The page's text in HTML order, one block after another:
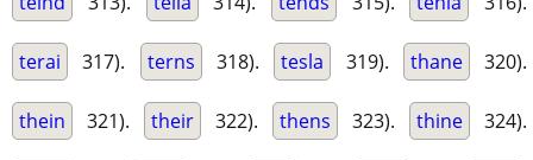
terai 317). terns 318). tesla 319). thane 320).
thein 321). their 322). thens 323). thine 324).